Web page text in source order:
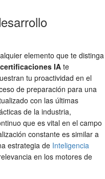
elemento que te distinga
IA te
tu proactividad en el
de preparación para una
con las últimas
de la industria,
que es vital en el campo
constante es similar a
estrategia de Inteligencia
en los motores de